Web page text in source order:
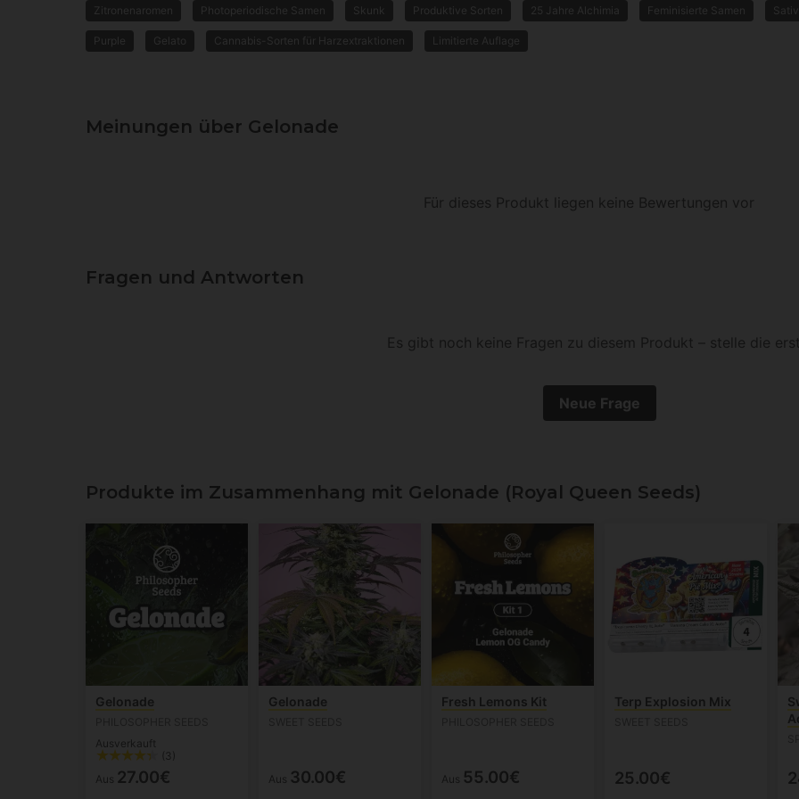
Zitronenaromen Photoperiodische Samen Skunk Produktive Sorten 25 Jahre Alchimia Feminisierte Samen
Purple Gelato Cannabis-Sorten für Harzextraktionen Limitierte Auflage
Meinungen über Gelonade
Für dieses Produkt liegen keine Bewertungen vor
Fragen und Antworten
Es gibt noch keine Fragen zu diesem Produkt – stelle die
Neue Frage
Produkte im Zusammenhang mit Gelonade (Royal Queen Seeds)
Gelonade
Ausverkauft
(3)
Aus 27.00€
Gelonade
Aus 30.00€
Fresh Lemons Kit
Aus 55.00€
Terp Explosion Mix
25.00€